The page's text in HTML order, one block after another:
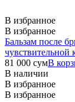
В избранное
В избранное
Бальзам после
чувствительной
81 000 сумВ
В наличии
В избранное
В избранное